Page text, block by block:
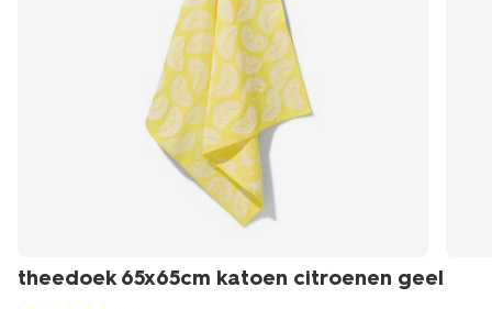
theedoek 65x65cm katoen citroenen geel